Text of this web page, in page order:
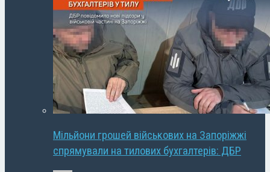
Мільйони грошей військових на Запоріжжі
спрямували на тилових бухгалтерів: ДБР